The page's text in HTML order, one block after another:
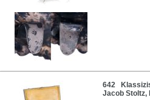
642
Jacob Stoltz,